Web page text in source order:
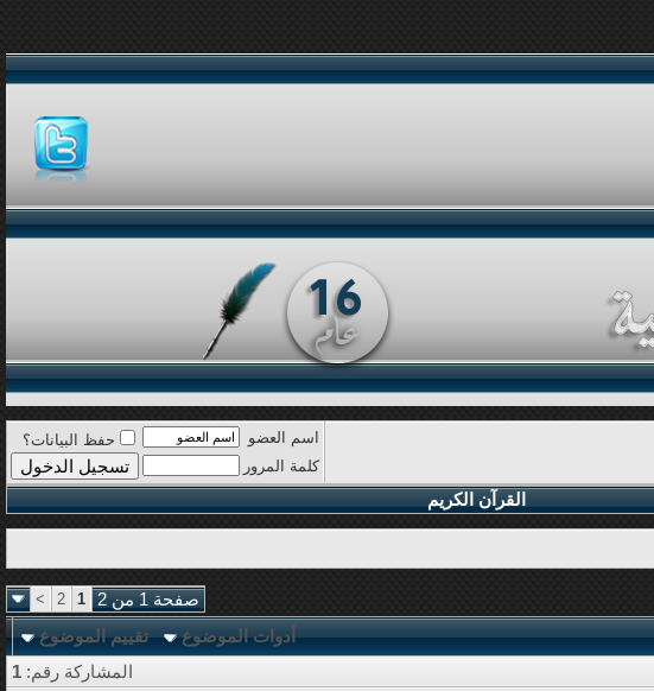
اسم العضو
حفظ البيانات؟
كلمة المرور
القرآن الكريم
صفحة 1 من 2 1
2
>
أدوات الموضوع
تقييم الموضوع
المشاركة رقم: 1